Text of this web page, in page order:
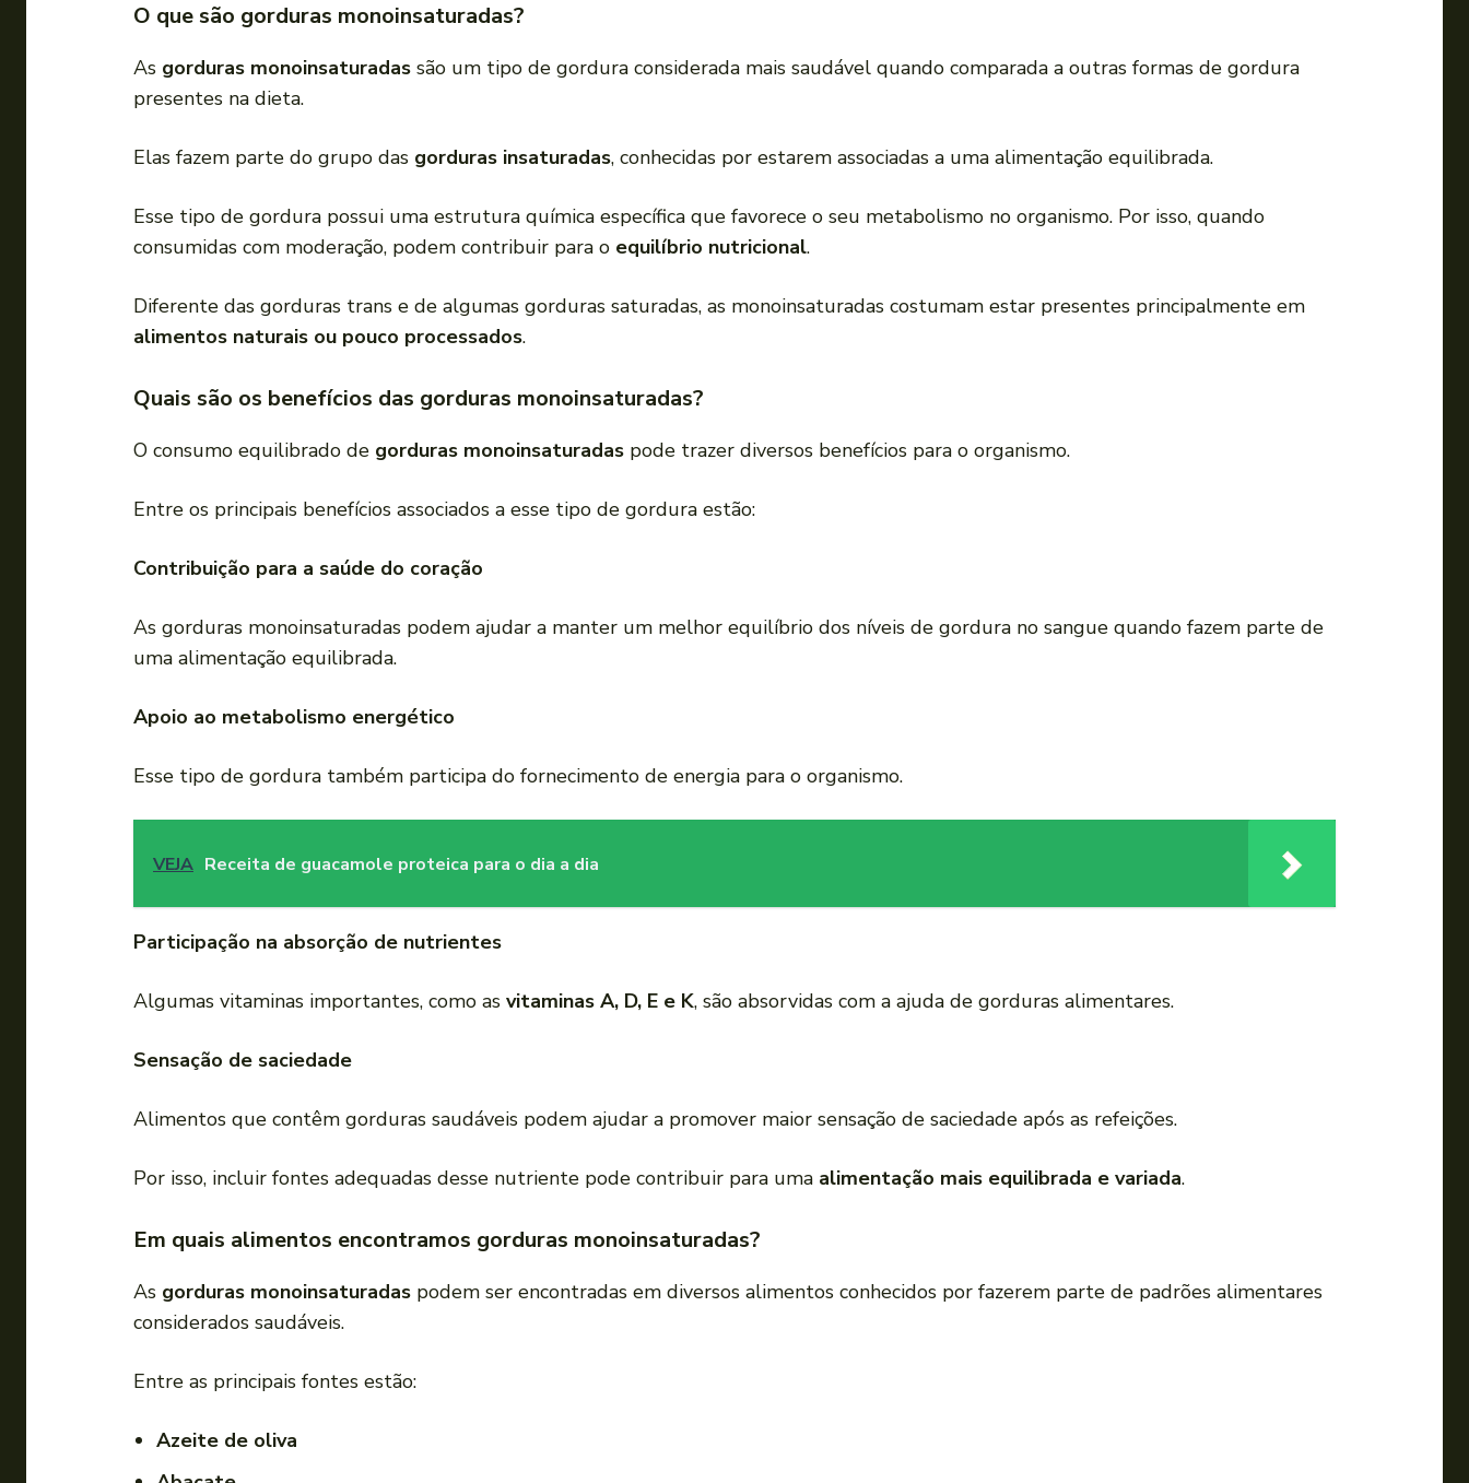
O que são gorduras monoinsaturadas?
As gorduras monoinsaturadas são um tipo de gordura considerada mais saudável quando comparada a outras formas de gordura
presentes na dieta.
Elas fazem parte do grupo das gorduras insaturadas, conhecidas por estarem associadas a uma alimentação equilibrada.
Esse tipo de gordura possui uma estrutura química específica que favorece o seu metabolismo no organismo. Por isso, quando
consumidas com moderação, podem contribuir para o equilíbrio nutricional.
Diferente das gorduras trans e de algumas gorduras saturadas, as monoinsaturadas costumam estar presentes principalmente em
alimentos naturais ou pouco processados.
Quais são os benefícios das gorduras monoinsaturadas?
O consumo equilibrado de gorduras monoinsaturadas pode trazer diversos benefícios para o organismo.
Entre os principais benefícios associados a esse tipo de gordura estão:
Contribuição para a saúde do coração
As gorduras monoinsaturadas podem ajudar a manter um melhor equilíbrio dos níveis de gordura no sangue quando fazem parte de
uma alimentação equilibrada.
Apoio ao metabolismo energético
Esse tipo de gordura também participa do fornecimento de energia para o organismo.
VEJA Receita de guacamole proteica para o dia a dia
Participação na absorção de nutrientes
Algumas vitaminas importantes, como as vitaminas A, D, E e K, são absorvidas com a ajuda de gorduras alimentares.
Sensação de saciedade
Alimentos que contêm gorduras saudáveis podem ajudar a promover maior sensação de saciedade após as refeições.
Por isso, incluir fontes adequadas desse nutriente pode contribuir para uma alimentação mais equilibrada e variada.
Em quais alimentos encontramos gorduras monoinsaturadas?
As gorduras monoinsaturadas podem ser encontradas em diversos alimentos conhecidos por fazerem parte de padrões alimentares
considerados saudáveis.
Entre as principais fontes estão:
Azeite de oliva